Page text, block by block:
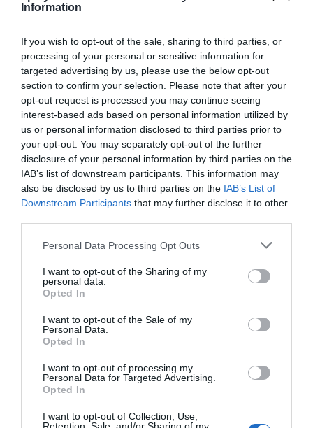
Information
If you wish to opt-out of the sale, sharing to third parties, or
processing of your personal or sensitive information for
targeted advertising by us, please use the below opt-out
section to confirm your selection. Please note that after your
opt-out request is processed you may continue seeing
interest-based ads based on personal information utilized by
us or personal information disclosed to third parties prior to
your opt-out. You may separately opt-out of the further
disclosure of your personal information by third parties on the
IAB’s list of downstream participants. This information may
also be disclosed by us to third parties on the IAB’s List of
Downstream Participants that may further disclose it to other
Personal Data Processing Opt Outs
I want to opt-out of the Sharing of my
personal data.
Opted In
I want to opt-out of the Sale of my
Personal Data.
Opted In
I want to opt-out of processing my
Personal Data for Targeted Advertising.
Opted In
I want to opt-out of Collection, Use,
estos servicios de producción a todos los
Sobre 2Playbook Intelligence
2Playbook Intelligence es la unidad de datos e
inteligencia de mercado de 2Playbook, cuya plataforma
de datos monitoriza en tiempo real el negocio de más
de 280 clubes de fútbol y baloncesto de toda Europa,
la asistencia a todos los eventos deportivos y de
entretenimiento en España, así como más de 20.000
contratos de patrocinio en el mercado español,
segmentados por competición, tipología de activos,
marcas, categorías de producto y valor económico
aproximado de cada acuerdo. Si quieres más
información, contacta con nosotros a través de
Añadir2Playbookcomo fuente preferida de Google
Mantente informado con las últimas noticias de actualidad.
ACTIVAR AHORA
Compartir
Imprimir